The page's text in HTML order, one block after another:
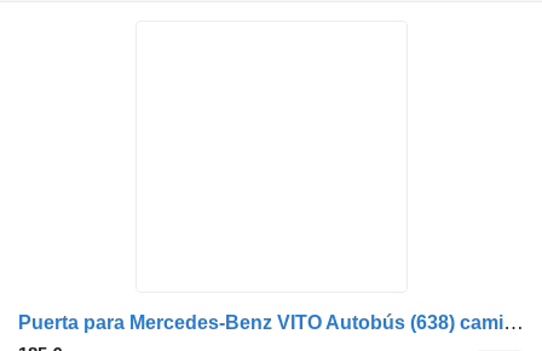
Puerta para Mercedes-Benz VITO Autobús (638) camión